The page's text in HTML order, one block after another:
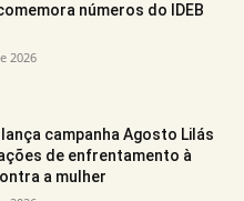
números do IDEB
2026
campanha Agosto Lilás
de enfrentamento à
a mulher